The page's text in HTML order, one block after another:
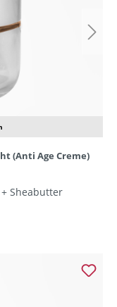
(Anti Age Creme)
Sheabutter